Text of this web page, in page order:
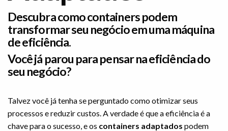
Descubra como containers podem
transformar seu negócio em uma máquina
de eficiência.
Você já parou para pensar na eficiência do
seu negócio?
Talvez você já tenha se perguntado como otimizar seus
processos e reduzir custos. A verdade é que a eficiência é a
chave para o sucesso, e os containers adaptados podem